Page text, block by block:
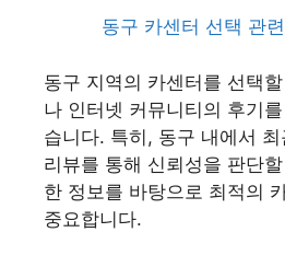
동구 카센터 선택 관
동구 지역의 카센터를 선택
나 인터넷 커뮤니티의 후기
습니다. 특히, 동구 내에서
리뷰를 통해 신뢰성을 판단
한 정보를 바탕으로 최적의
중요합니다.